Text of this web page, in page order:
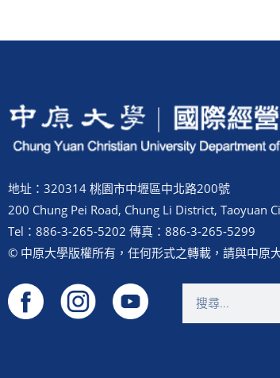
地址：320314 桃園市中壢區中北路200號
200 Chung Pei Road, Chung Li District, Taoyuan
Tel：886-3-265-5202 傳真：886-3-265-5299
© 中原大學版權所有，任何形式之轉載，請與中原